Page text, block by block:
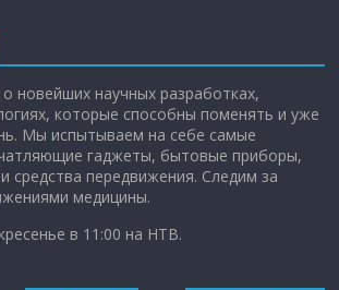
новейших научных разработках,
которые способны поменять и уже
Мы испытываем на себе самые
гаджеты, бытовые приборы,
средства передвижения. Следим за
медицины.
в 11:00 на НТВ.